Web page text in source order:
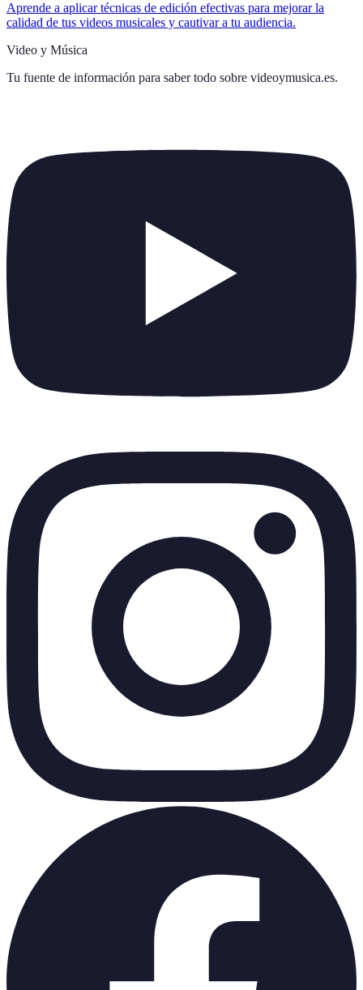
Aprende a aplicar técnicas de edición efectivas para mejorar la
calidad de tus videos musicales y cautivar a tu audiencia.
Video y Música
Tu fuente de información para saber todo sobre videoymusica.es.